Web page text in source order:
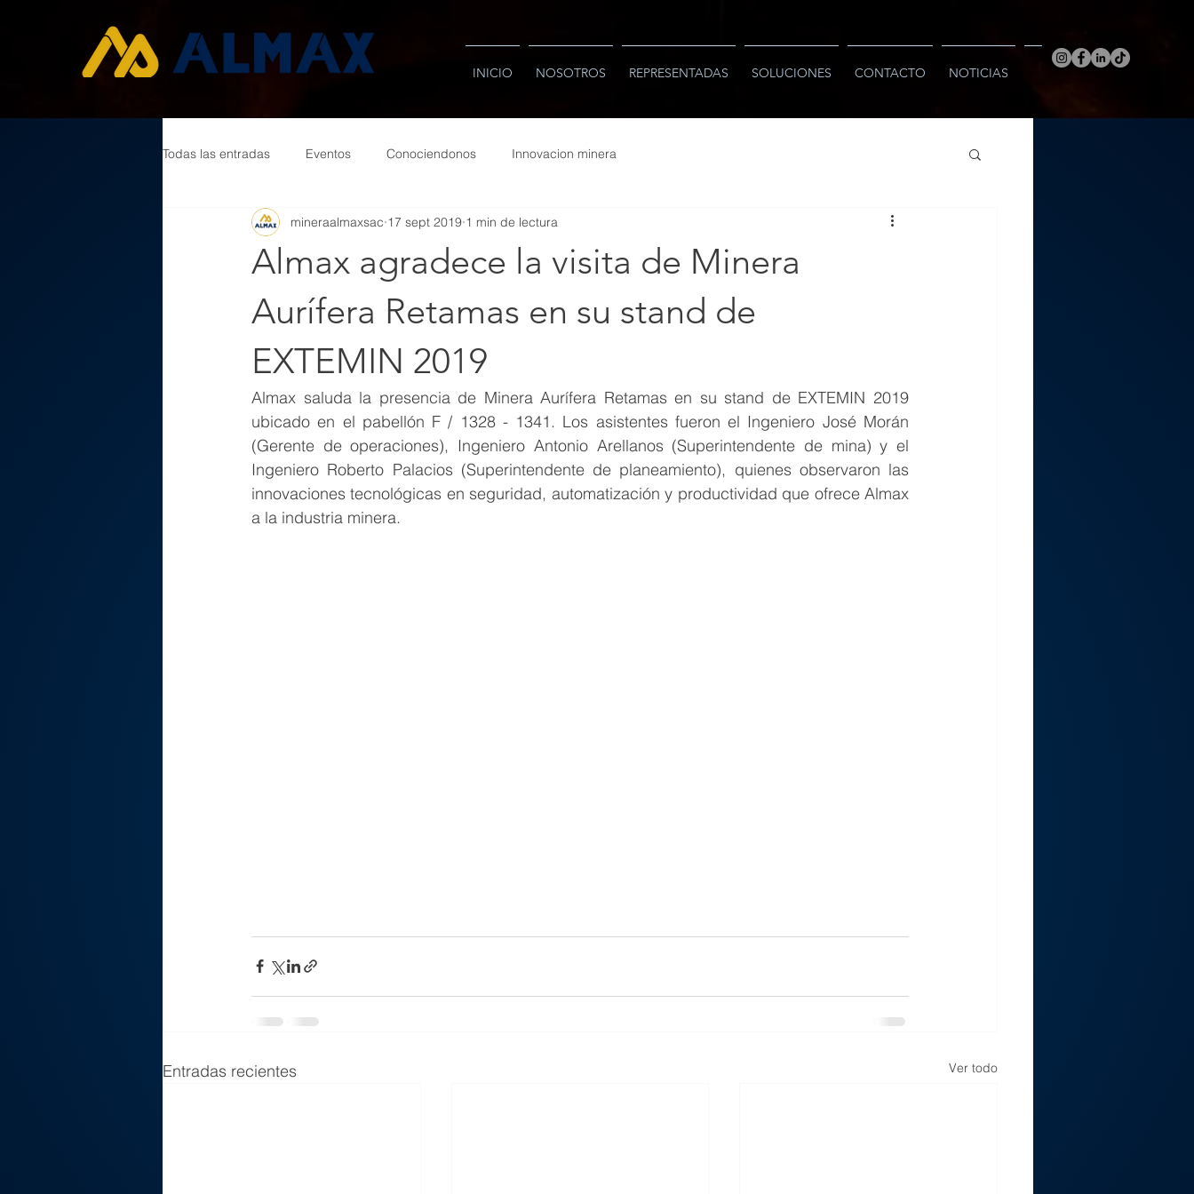
INICIO NOSOTROS REPRESENTADAS SOLUCIONES CONTACTO NOTICIAS
Todas las entradas Eventos Conociendonos Innovacion minera
Almax agradece la visita de Minera
Aurífera Retamas en su stand de
EXTEMIN 2019
mineraalmaxsac 17 sept 2019 1 min de lectura
Almax saluda la presencia de Minera Aurífera Retamas en su stand de EXTEMIN 2019
ubicado en el pabellón F / 1328 - 1341. Los asistentes fueron el Ingeniero José Morán
(Gerente de operaciones), Ingeniero Antonio Arellanos (Superintendente de mina) y el
Ingeniero Roberto Palacios (Superintendente de planeamiento), quienes observaron las
innovaciones tecnológicas en seguridad, automatización y productividad que ofrece Almax
a la industria minera.
Entradas recientes Ver todo